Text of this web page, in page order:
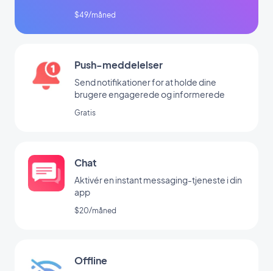
$49/måned
Push-meddelelser
Send notifikationer for at holde dine
brugere engagerede og informerede
Gratis
Chat
Aktivér en instant messaging-tjeneste i din
app
$20/måned
Offline